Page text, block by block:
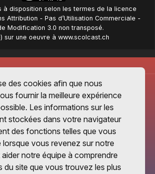
à disposition selon les termes de la licence
Attribution - Pas d’Utilisation Commerciale -
Modification 3.0 non transposé.
sur une oeuvre à www.scolcast.ch
des cookies afin que nous
fournir la meilleure expérience
Les informations sur les
stockées dans votre navigateur
des fonctions telles que vous
lorsque vous revenez sur notre
notre équipe à comprendre
du site que vous trouvez les plus